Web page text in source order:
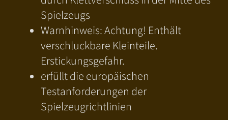
Spielzeugs
Warnhinweis: Achtung! Enthält
verschluckbare Kleinteile.
Erstickungsgefahr.
erfüllt die europäischen
Testanforderungen der
Spielzeugrichtlinien